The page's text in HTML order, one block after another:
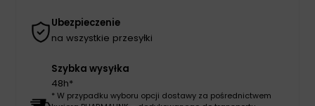
Ubezpieczenie
na wszystkie przesyłki
Szybka wysyłka
48h*
* W przypadku wyboru opcji dostawy za pośrednictwem